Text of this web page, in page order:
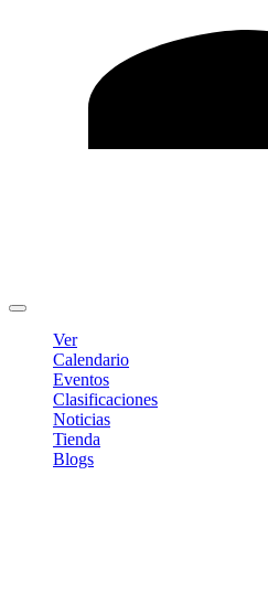
Ver
Calendario
Eventos
Clasificaciones
Noticias
Tienda
Blogs